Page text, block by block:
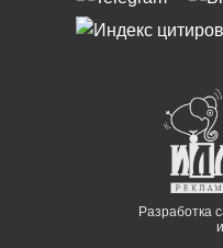
Разработка